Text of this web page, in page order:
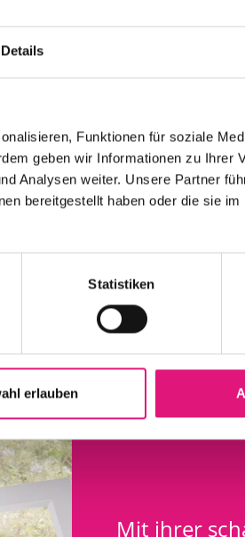
Details
Funktionen für soziale
geben wir Informationen zu Ihrer
Analysen weiter. Unsere Partner
bereitgestellt haben oder die sie
Statistiken
erlauben
RAL 9006, W4916, optional
Soltis 92, Starlight Blue,
Wandmontage
Mit ihrer